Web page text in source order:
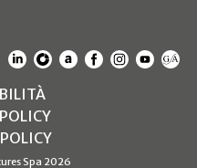
(SI APRE IN UN NUOVO
(SI APRE IN UN
(SI APRE IN UN
(SI APRE IN
(SI APRE
(SI
(SI APRE IN UN
(SI APRE IN UN
(SI APRE IN UN
Spa 2026